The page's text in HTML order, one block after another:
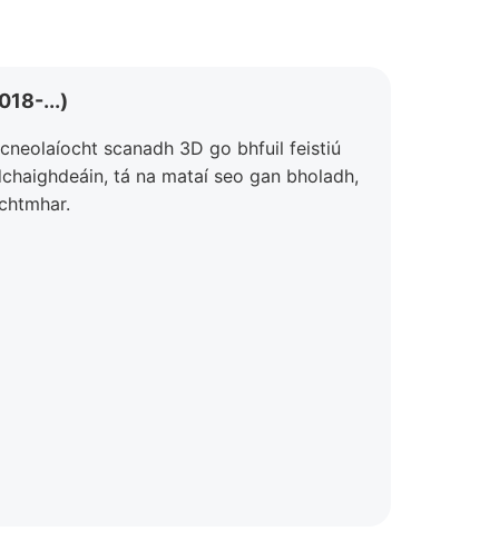
...)
scanadh 3D go bhfuil feistiú
tá na mataí seo gan bholadh,